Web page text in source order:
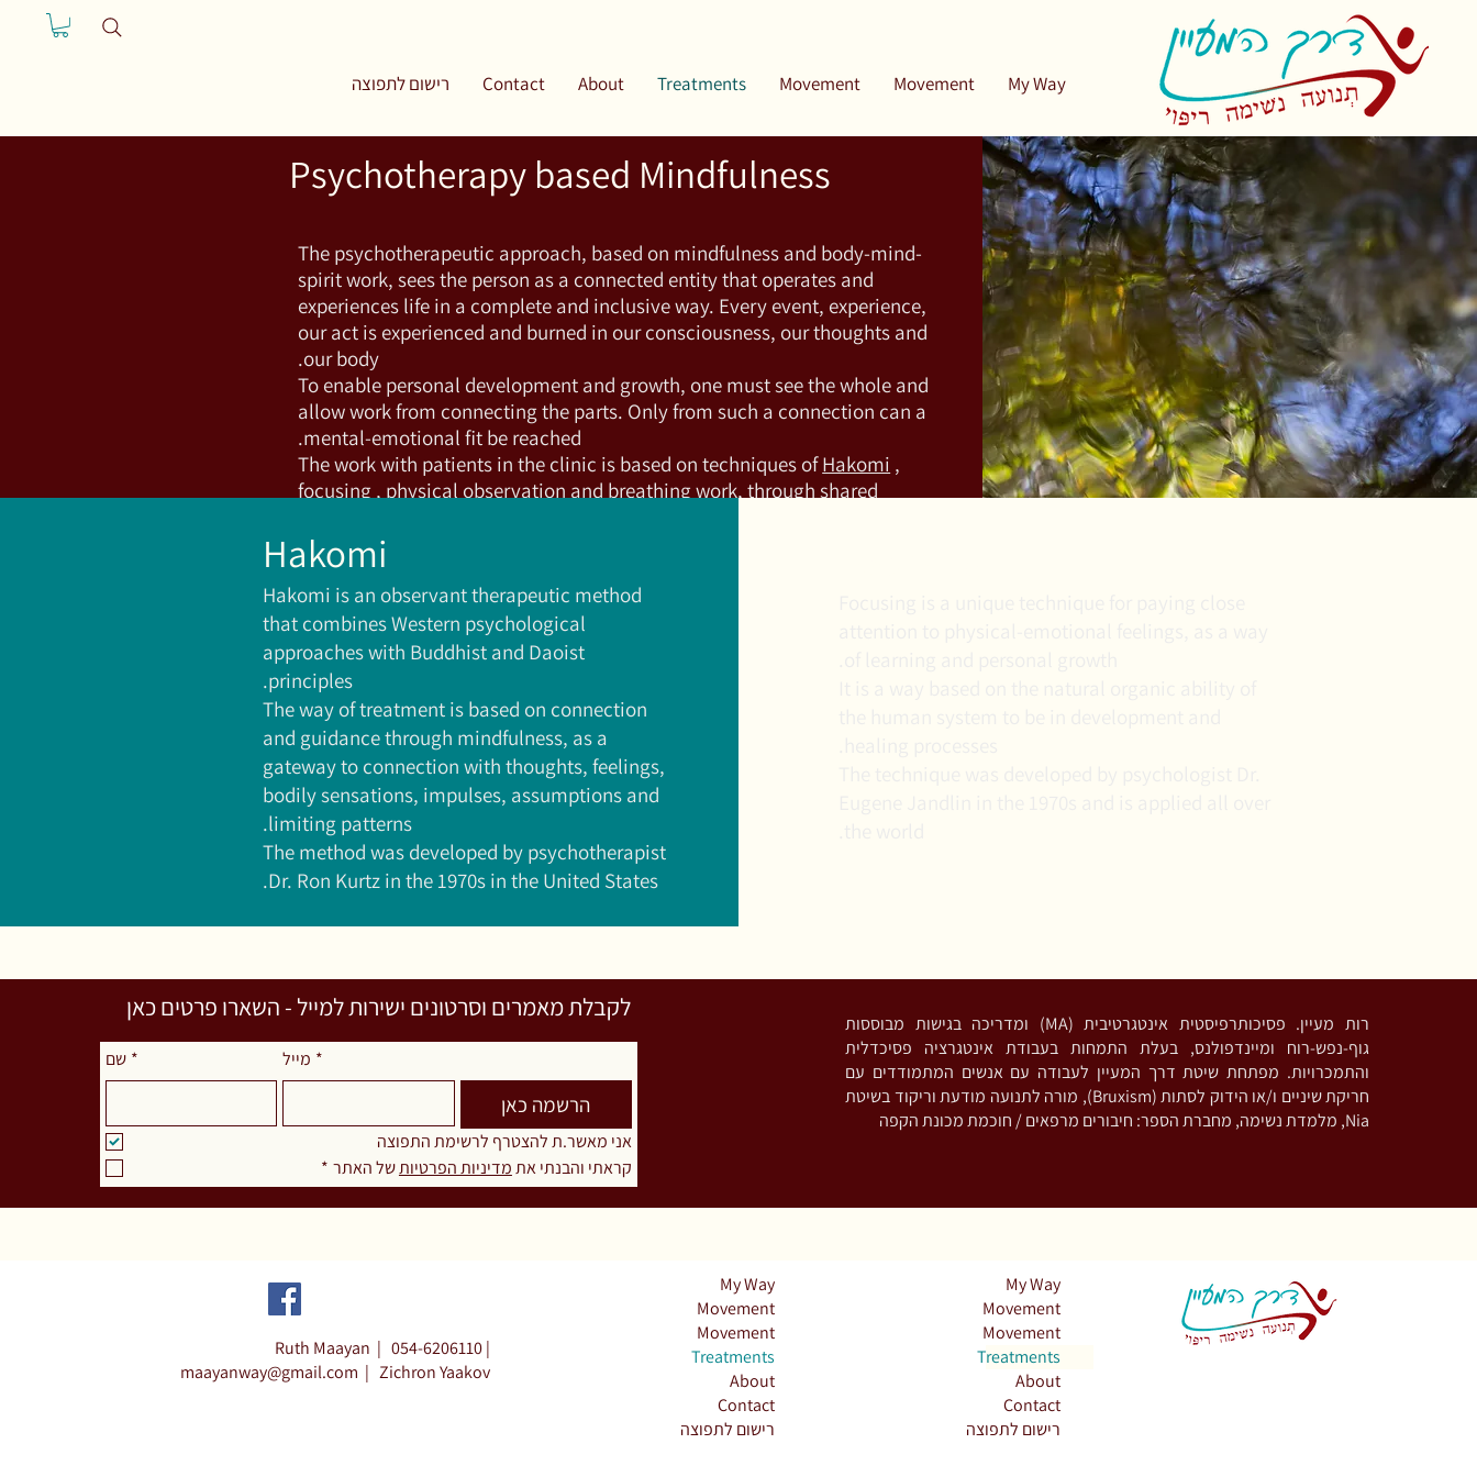
My Way
Movement
Movement
Treatments
About
Contact רישום לתפוצה
The psychotherapeutic approach, based on mindfulness and body-mind-
spirit work, sees the person as a connected entity that operates and
experiences life in a complete and inclusive way. Every event, experience,
our act is experienced and burned in our consciousness, our thoughts and
our body.
To enable personal development and growth, one must see the whole and
allow work from connecting the parts. Only from such a connection can a
mental-emotional fit be reached.
The work with patients in the clinic is based on techniques ofHakomi ,
focusing , physical observation and breathingwork, through shared
Hakomi
Hakomi is an observant therapeutic method
that combines Western psychological
approaches with Buddhist and Daoist
principles.
The way of treatment is based on connection
and guidance through mindfulness, as a
gateway to connection with thoughts, feelings,
bodily sensations, impulses, assumptions and
limiting patterns.
The method was developed by psychotherapist
Dr. Ron Kurtz in the 1970s in the United States.
לקבלת מאמרים וסרטונים ישירות למייל - השארו פרטים כאן
שם * מייל *
הרשמה כאן
אני מאשר.ת להצטרף לרשימת התפוצה
קראתי והבנתי את מדיניות הפרטיות של האתר *
רות מעיין. פסיכותרפיסטית אינטגרטיבית (MA) ומדריכה בגישות מבוססות
גוף-נפש-רוח ומיינדפולנס, בעלת התמחות בעבודת אינטגרציה פסיכדלית
והתמכרויות. מפתחת שיטת דרך המעיין לעבודה עם אנשים המתמודדים עם
חריקת שיניים ו/או הידוק לסתות (Bruxism), מורה לתנועה מודעת וריקוד בשיטת
Nia, מלמדת נשימה, מחברת הספר: חיבורים מרפאים / חוכמת מכונת הקפה
Ruth Maayan |054-6206110 |
maayanway@gmail.com | Zichron Yaakov
My Way
Movement
Movement
Treatments
About
Contact
רישום לתפוצה
My Way
Movement
Movement
Treatments
About
Contact
רישום לתפוצה